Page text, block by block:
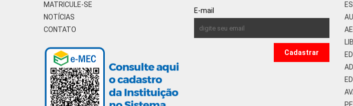
MATRICULE-SE
NOTÍCIAS
CONTATO
E-mail